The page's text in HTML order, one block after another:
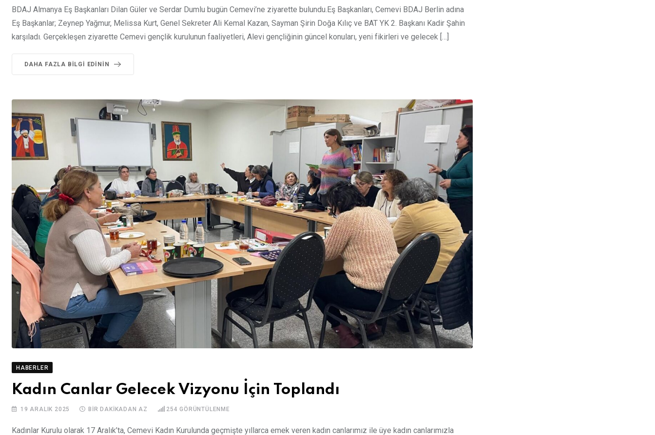
BDAJ Almanya Eş Başkanları Dilan Güler ve Serdar Dumlu bugün Cemevi’ne ziyarette bulundu.Eş Başkanları, Cemevi BDAJ Berlin adına
Eş Başkanlar; Zeynep Yağmur, Melissa Kurt, Genel Sekreter Ali Kemal Kazan, Sayman Şirin Doğa Kılıç ve BAT YK 2. Başkanı Kadir Şahin
karşıladı. Gerçekleşen ziyarette Cemevi gençlik kurulunun faaliyetleri, Alevi gençliğinin güncel konuları, yeni fikirleri ve gelecek […]
DAHA FAZLA BILGI EDININ
HABERLER
Kadın Canlar Gelecek Vizyonu İçin Toplandı
19 ARALIK 2025 BIR DAKIKADAN AZ 254 GÖRÜNTÜLENME
Kadınlar Kurulu olarak 17 Aralık’ta, Cemevi Kadın Kurulunda geçmişte yıllarca emek veren kadın canlarımız ile üye kadın canlarımızla